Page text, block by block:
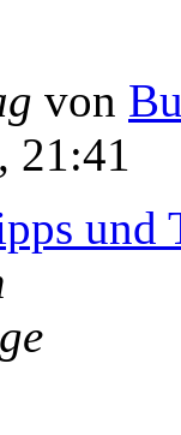
von
21:41
und